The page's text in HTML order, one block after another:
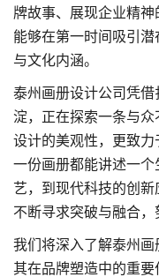
牌故事、展现企业精
能够在第一时间吸引
与文化内涵。
泰州画册设计公司凭
淀，正在探索一条与
设计的美观性，更致
一份画册都能讲述一
艺，到现代科技的创
不断寻求突破与融合，
我们将深入了解泰州
其在品牌塑造中的重